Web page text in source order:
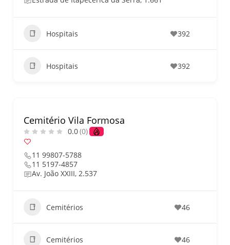
festas julinas, exposições,
e lazer para toda a família
Hospitais 392
Hospitais 392
Cemitério Vila Formosa
0.0(0)
11 99807-5788
11 5197-4857
Av. João XXIII, 2.537
Cemitérios 46
Cemitérios 46